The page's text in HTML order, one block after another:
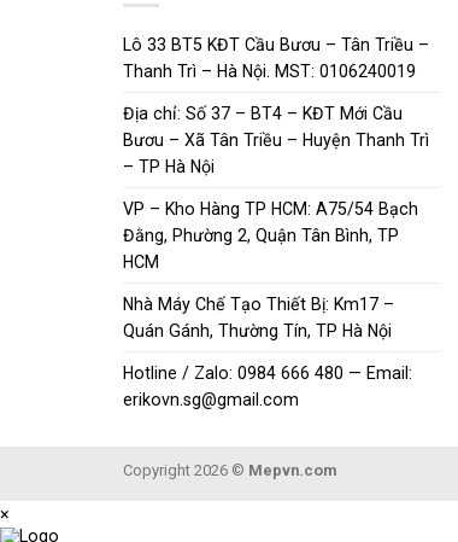
Lô 33 BT5 KĐT Cầu Bươu – Tân Triều –
Thanh Trì – Hà Nội. MST: 0106240019
Địa chỉ: Số 37 – BT4 – KĐT Mới Cầu
Bươu – Xã Tân Triều – Huyện Thanh Trì
– TP Hà Nội
VP – Kho Hàng TP HCM: A75/54 Bạch
Đằng, Phường 2, Quận Tân Bình, TP
HCM
Nhà Máy Chế Tạo Thiết Bị: Km17 –
Quán Gánh, Thường Tín, TP Hà Nội
Hotline / Zalo: 0984 666 480 — Email:
erikovn.sg@gmail.com
Copyright 2026 © Mepvn.com
×